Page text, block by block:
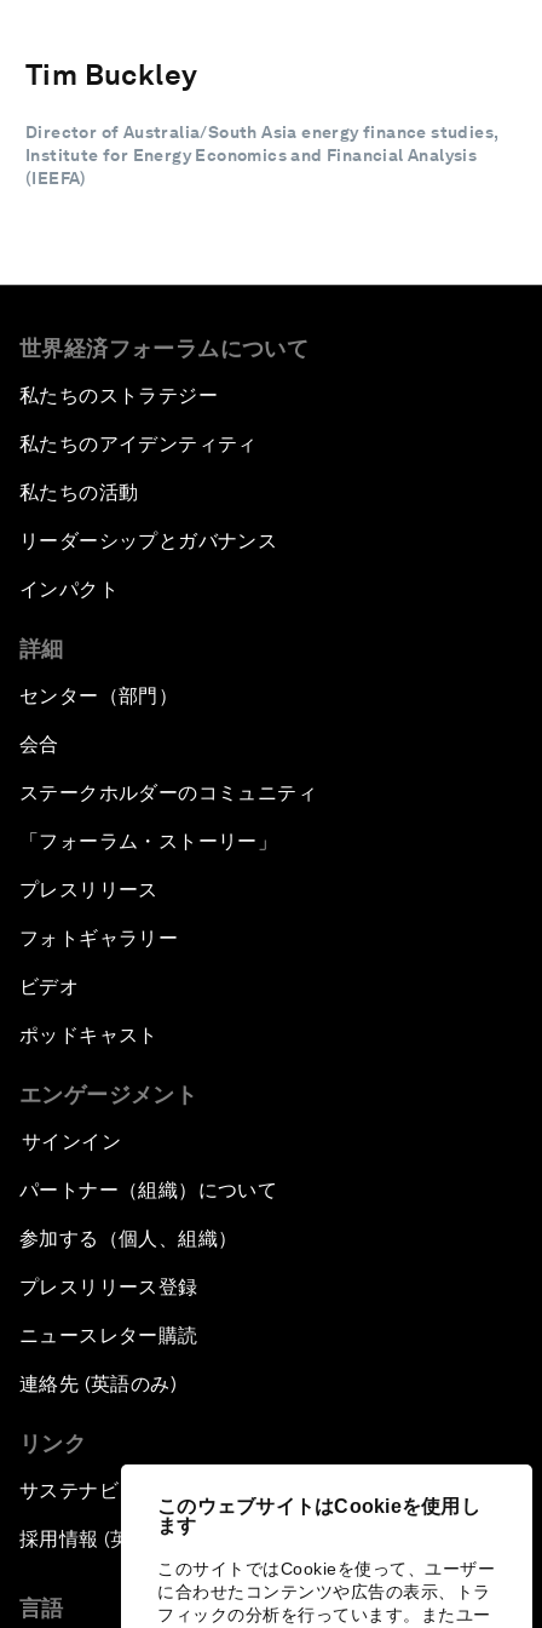
このウェブサイトはCookieを使用し
ます
このサイトではCookieを使って、ユーザー
に合わせたコンテンツや広告の表示、トラ
フィックの分析を行っています。またユー
Tim Buckley
Director of Australia/South Asia energy finance studies,
Institute for Energy Economics and Financial Analysis
(IEEFA)
世界経済フォーラムについて
私たちのストラテジー
私たちのアイデンティティ
私たちの活動
リーダーシップとガバナンス
インパクト
詳細
センター（部門）
会合
ステークホルダーのコミュニティ
「フォーラム・ストーリー」
プレスリリース
フォトギャラリー
ビデオ
ポッドキャスト
エンゲージメント
サインイン
パートナー（組織）について
参加する（個人、組織）
プレスリリース登録
ニュースレター購読
連絡先 (英語のみ)
リンク
サステナビリティへの取り組み
採用情報 (英語のみ)
言語